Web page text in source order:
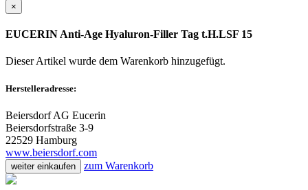
×
EUCERIN Anti-Age Hyaluron-Filler Tag t.H.LSF 15
Dieser Artikel wurde dem Warenkorb hinzugefügt.
Herstelleradresse:
Beiersdorf AG Eucerin
Beiersdorfstraße 3-9
22529 Hamburg
www.beiersdorf.com
weiter einkaufen zum Warenkorb